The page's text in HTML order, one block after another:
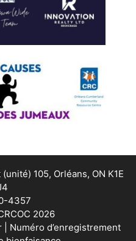
105, Orléans, ON K1E
4357
2026
Numéro d’enregistrement